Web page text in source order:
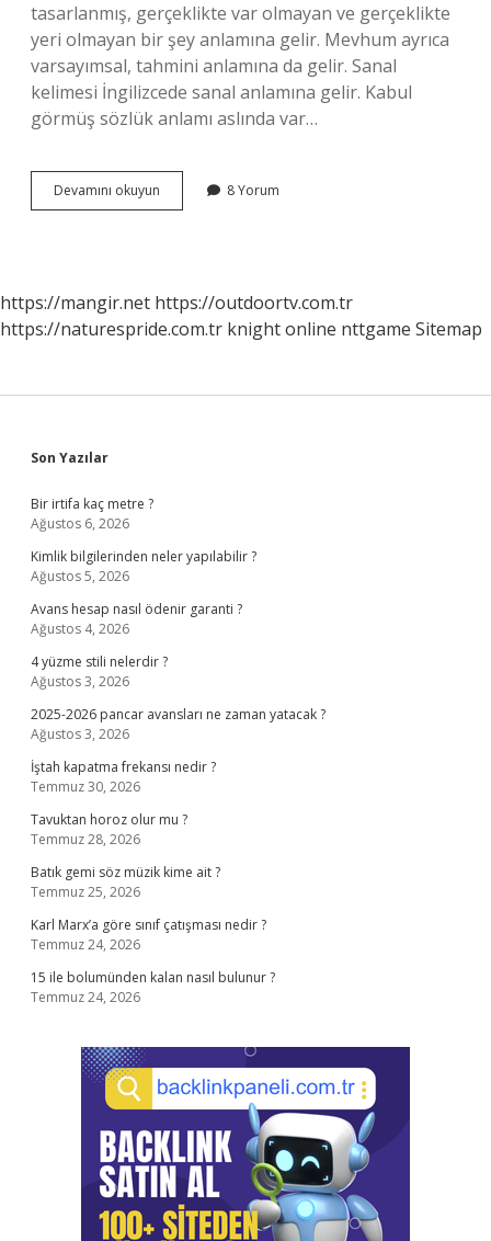
tasarlanmış, gerçeklikte var olmayan ve gerçeklikte
yeri olmayan bir şey anlamına gelir. Mevhum ayrıca
varsayımsal, tahmini anlamına da gelir. Sanal
kelimesi İngilizcede sanal anlamına gelir. Kabul
görmüş sözlük anlamı aslında var…
Devamını okuyun
Ne
8 Yorum
https://mangir.net https://outdoortv.com.tr
https://naturespride.com.tr knight online nttgame Sitemap
Sidebar
Son Yazılar
Bir irtifa kaç metre ?
Ağustos 6, 2026
Kimlik bilgilerinden neler yapılabilir ?
Ağustos 5, 2026
Avans hesap nasıl ödenir garanti ?
Ağustos 4, 2026
4 yüzme stili nelerdir ?
Ağustos 3, 2026
2025-2026 pancar avansları ne zaman yatacak ?
Ağustos 3, 2026
İştah kapatma frekansı nedir ?
Temmuz 30, 2026
Tavuktan horoz olur mu ?
Temmuz 28, 2026
Batık gemi söz müzik kime ait ?
Temmuz 25, 2026
Karl Marx’a göre sınıf çatışması nedir ?
Temmuz 24, 2026
15 ile bolumünden kalan nasıl bulunur ?
Temmuz 24, 2026